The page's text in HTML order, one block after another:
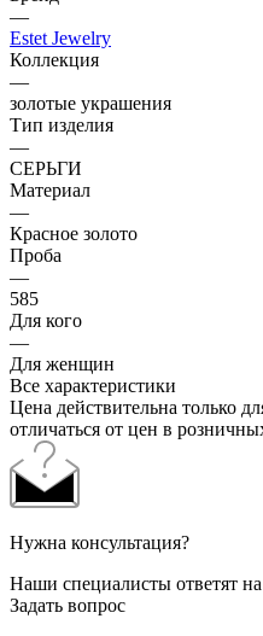
—
Estet Jewelry
Коллекция
—
золотые украшения
Тип изделия
—
СЕРЬГИ
Материал
—
Красное золото
Проба
—
585
Для кого
—
Для женщин
Все характеристики
Цена действительна только
отличаться от цен в
Нужна консультация?
Наши специалисты ответят
Задать вопрос